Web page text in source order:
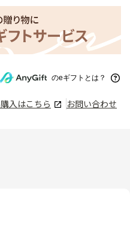
のeギフトとは？
入はこちら お問い合わせ